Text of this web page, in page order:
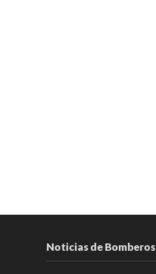
Noticias de Bomberos